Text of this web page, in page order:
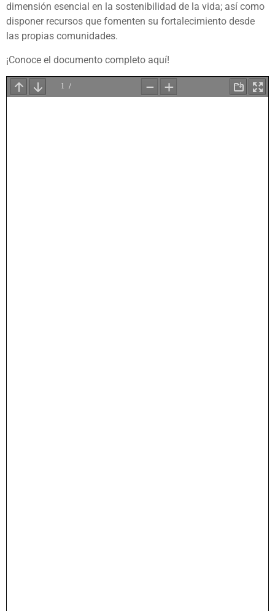
dimensión esencial en la sostenibilidad de la vida; así como
disponer recursos que fomenten su fortalecimiento desde
las propias comunidades.
¡Conoce el documento completo aquí!